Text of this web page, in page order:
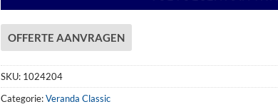
OFFERTE AANVRAGEN
SKU: 1024204
Categorie:Veranda Classic